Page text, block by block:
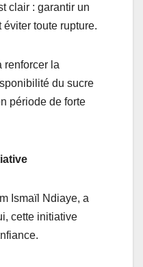
clair : garantir un
toute rupture.
renforcer la
du sucre
période de forte
Ismaïl Ndiaye, a
cette initiative